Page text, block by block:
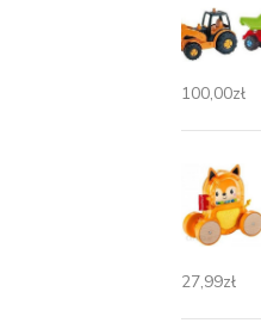
100,00zł
27,99zł